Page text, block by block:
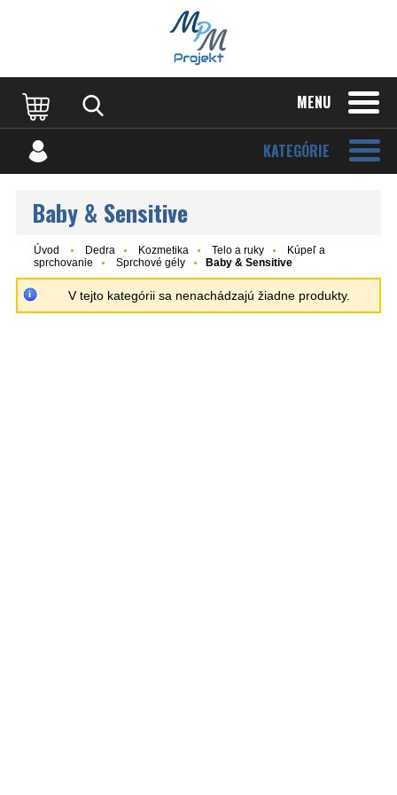
MENU
KATEGÓRIE
Baby & Sensitive
Úvod Dedra Kozmetika Telo a ruky
Kúpeľ a
sprchovanie
Sprchové gély Baby & Sensitive
V tejto kategórii sa nenachádzajú žiadne produkty.